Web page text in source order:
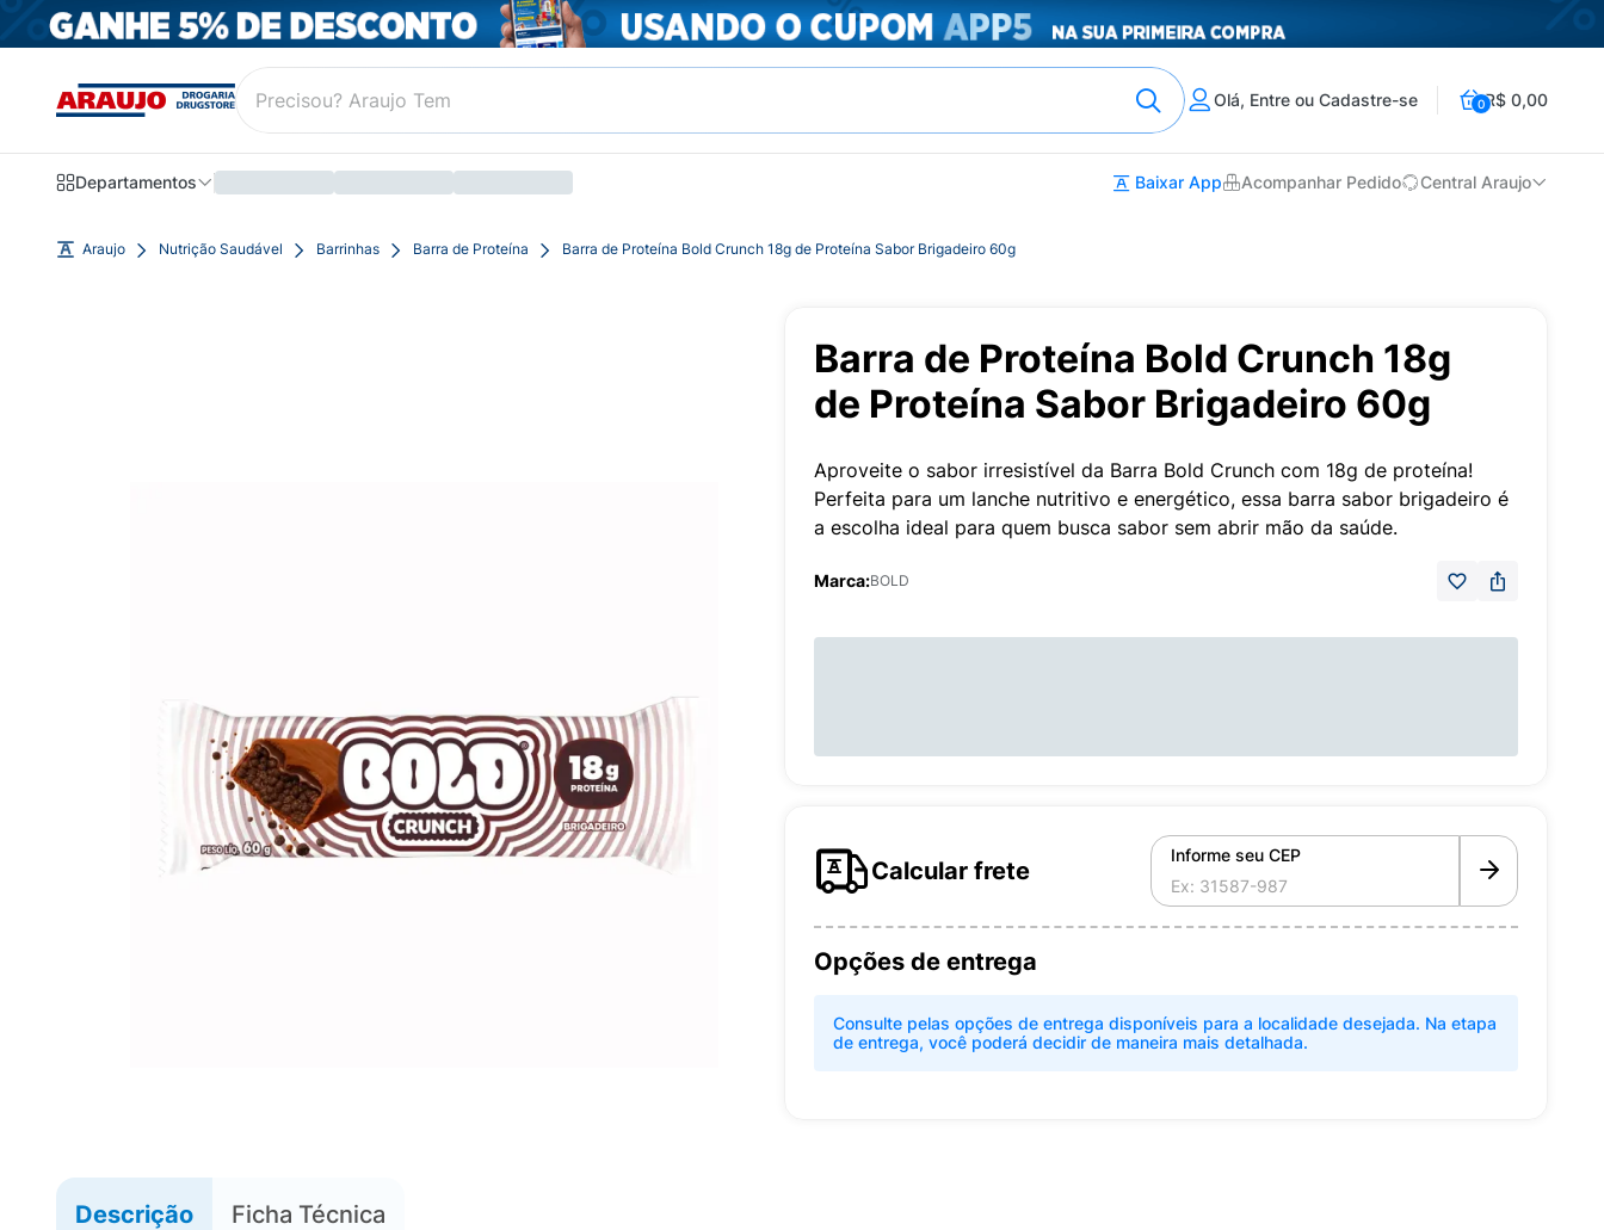
Olá, Entre ou Cadastre-se 0R$ 0,00
Departamentos Baixar App Acompanhar Pedido Central Araujo
Araujo Nutrição Saudável Barrinhas Barra de Proteína Barra de Proteína Bold Crunch 18g de Proteína Sabor Brigadeiro 60g
Barra de Proteína Bold Crunch 18g
de Proteína Sabor Brigadeiro 60g
Aproveite o sabor irresistível da Barra Bold Crunch com 18g de proteína!
Perfeita para um lanche nutritivo e energético, essa barra sabor brigadeiro é
a escolha ideal para quem busca sabor sem abrir mão da saúde.
Marca:BOLD
Calcular frete
Informe seu CEP
Opções de entrega
Consulte pelas opções de entrega disponíveis para a localidade desejada. Na etapa
de entrega, você poderá decidir de maneira mais detalhada.
Descrição Ficha Técnica